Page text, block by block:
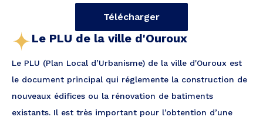
Télécharger
Le PLU de la ville d'Ouroux
Le PLU (Plan Local d’Urbanisme) de la ville d'Ouroux est
le document principal qui réglemente la construction de
nouveaux édifices ou la rénovation de batiments
existants. Il est très important pour l’obtention d’une